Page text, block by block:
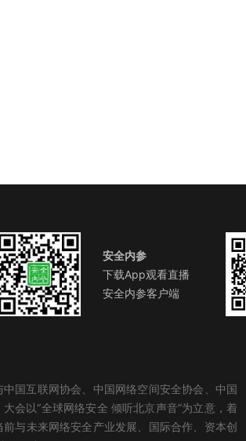
安全内参
下载App观看直播
安全内参客户端
国互联网协会、中国网络空间安全协会、中国
会以“全球网络安全 倾听北京声音”为立意，着
与未来网络安全产业发展、国际合作、资本创